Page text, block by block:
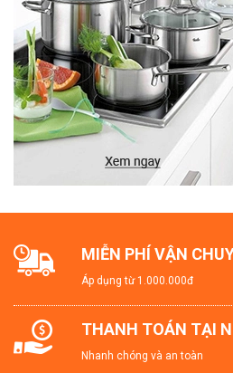
#BìnhLọcDầuĂnAnToàn
#BìnhLọcDầuĂnLFGB
#BìnhLọcDầuĂnTiếtKiệm
#BếpSạch #DụngCụNhàBếp
#AnToànSứcKhỏe
MIỄN PHÍ VẬN
Áp dụng từ 1.000.000đ
THANH TOÁN TẠI
Nhanh chóng và an toàn